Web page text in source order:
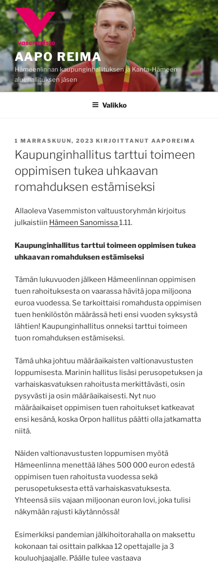
Siirry
sisältöön
AAPO REIMA
Hämeenlinnan kaupunginhallituksen ja Kanta-Hämeen
aluehallituksen jäsen
Valikko
JULKAISTU
1 MARRASKUUN, 2023 KIRJOITTANUT AAPOREIMA
Kaupunginhallitus tarttui toimeen
oppimisen tukea uhkaavan
romahduksen estämiseksi
Allaoleva Vasemmiston valtuustoryhmän kirjoitus
julkaistiin Hämeen Sanomissa1.11.
Kaupunginhallitus tarttui toimeen oppimisen tukea
uhkaavan romahduksen estämiseksi
Tämän lukuvuoden jälkeen Hämeenlinnan oppimisen
tuen rahoituksesta on vaarassa hävitä jopa miljoona
euroa vuodessa. Se tarkoittaisi romahdusta oppimisen
tuen henkilöstön määrässä heti ensi vuoden syksystä
lähtien! Kaupunginhallitus onneksi tarttui toimeen
tuon romahduksen estämiseksi.
Tämä uhka johtuu määräaikaisten valtionavustusten
loppumisesta. Marinin hallitus lisäsi perusopetuksen ja
varhaiskasvatuksen rahoitusta merkittävästi, osin
pysyvästi ja osin määräaikaisesti. Nyt nuo
määräaikaiset oppimisen tuen rahoitukset katkeavat
ensi kesänä, koska Orpon hallitus päätti olla jatkamatta
niitä.
Näiden valtionavustusten loppumisen myötä
Hämeenlinna menettää lähes 500 000 euron edestä
oppimisen tuen rahoitusta vuodessa sekä
perusopetuksesta että varhaiskasvatuksesta.
Yhteensä siis vajaan miljoonan euron lovi, joka tulisi
näkymään rajusti käytännössä!
Esimerkiksi pandemian jälkihoitorahalla on maksettu
kokonaan tai osittain palkkaa 12 opettajalle ja 3
kouluohjaajalle. Päälle tulee vastaava